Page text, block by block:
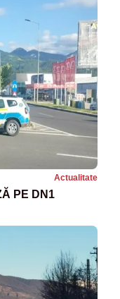
Actualitate
PE DN1